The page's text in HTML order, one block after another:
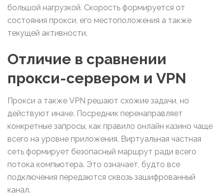
большой нагрузкой. Скорость формируется от
состояния прокси, его местоположения а также
текущей активности.
Отличие в сравнении
прокси-сервером и VPN
Прокси а также VPN решают схожие задачи, но
действуют иначе. Посредник перенаправляет
конкретные запросы, как правило онлайн казино чаще
всего на уровне приложения. Виртуальная частная
сеть формирует безопасный маршрут ради всего
потока компьютера. Это означает, будто все
подключения передаются сквозь зашифрованный
канал.